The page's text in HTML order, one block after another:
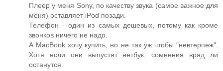
Плеер у меня Sony, по качеству звука (самое важное для
меня) оставляет iPod позади.
Телефон - один из самых дешевых, потому как кроме
звонков ничего не надо.
А MacBook хочу купить, но не так уж чтобы "невтерпеж".
Хотя если они выпустят нетбук, сомнения вряд ли
останутся.